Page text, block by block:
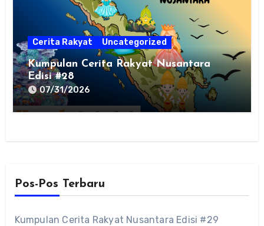
Cerita Rakyat Uncategorized
Kumpulan Cerita Rakyat Nusantara
Edisi #28
07/31/2026
Pos-Pos Terbaru
Kumpulan Cerita Rakyat Nusantara Edisi #29